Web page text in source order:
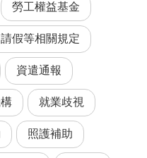
勞工權益基金
假等相關規定
資遣通報
就業歧視
照護補助